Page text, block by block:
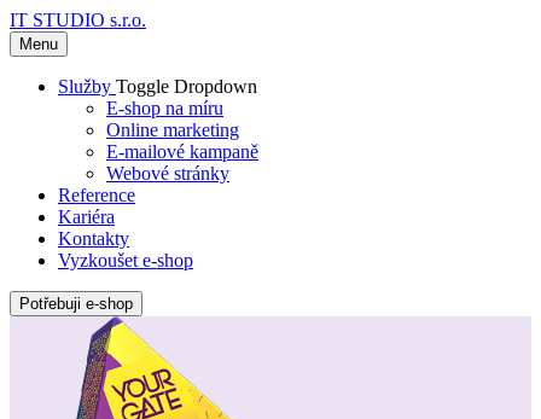
IT STUDIO s.r.o.
Menu
Služby Toggle Dropdown
E-shop na míru
Online marketing
E-mailové kampaně
Webové stránky
Reference
Kariéra
Kontakty
Vyzkoušet e-shop
Potřebuji e-shop